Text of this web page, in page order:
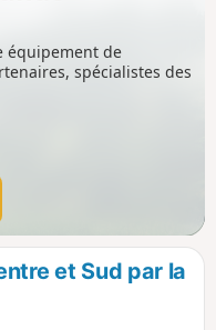
équipement de
spécialistes des
et Sud par la